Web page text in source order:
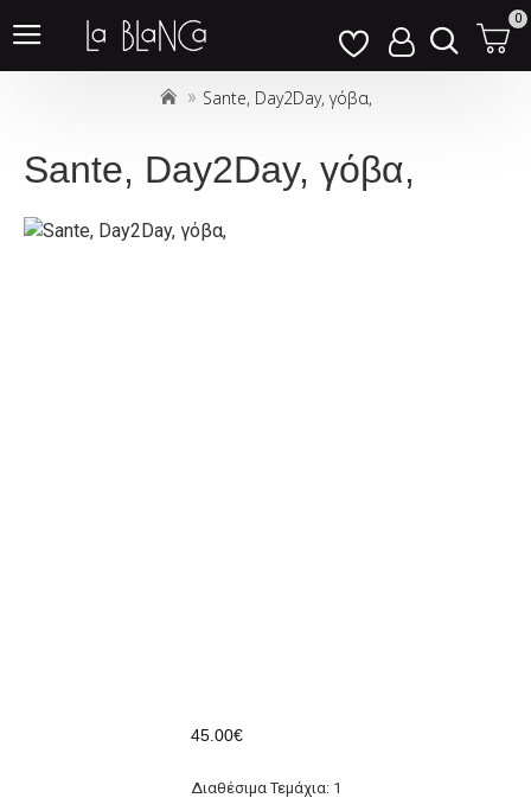
Αυτός
ο
ένα
σύστημα
προσβασιμότητας.
0
Sante, Day2Day, γόβα,
Sante, Day2Day, γόβα,
45.00€
Διαθέσιμα Τεμάχια: 1